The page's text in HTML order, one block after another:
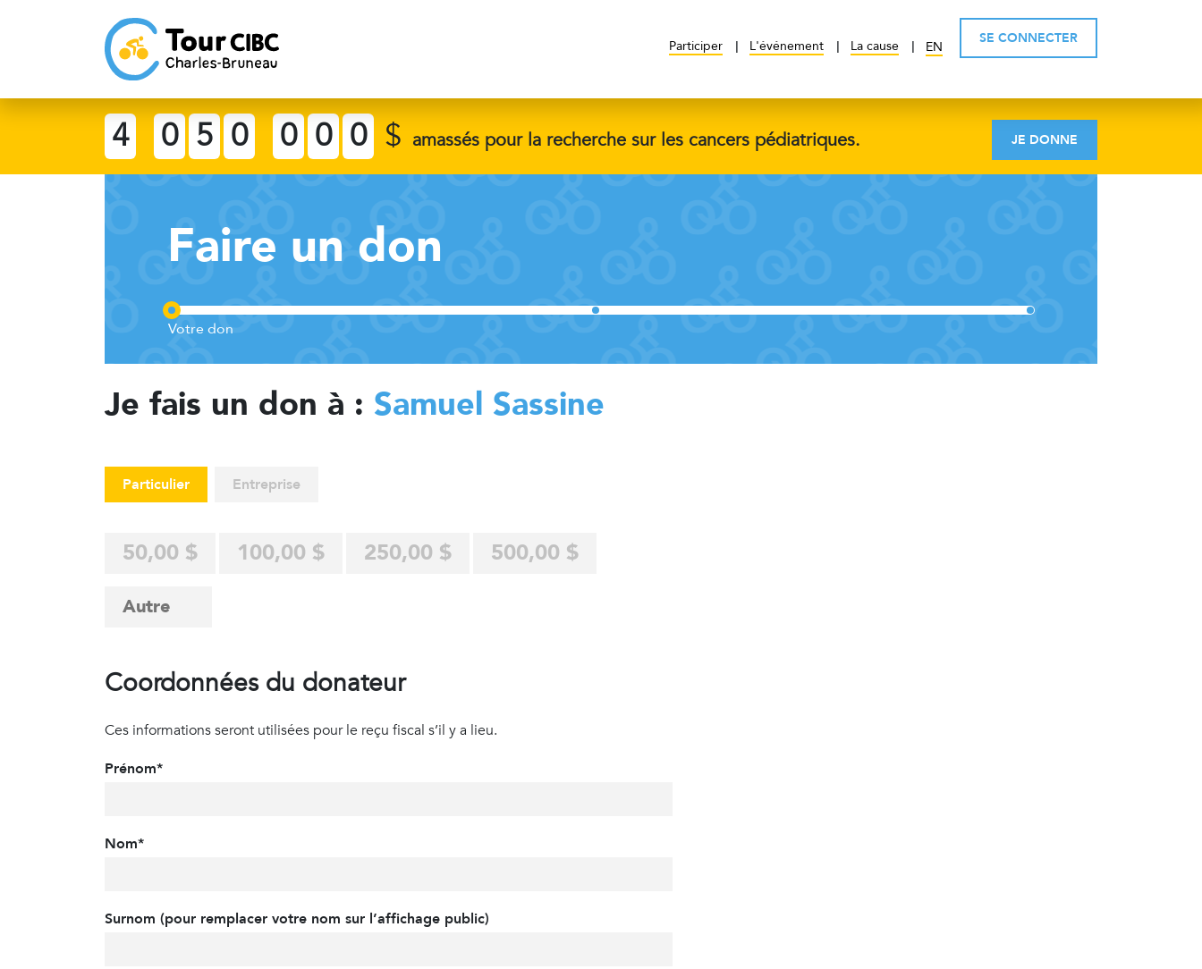
Participer L'événement La cause EN
SE CONNECTER
4 0 5 0 0 0 0 $ amassés pour la recherche sur les cancers pédiatriques. JE DONNE
Faire un don
Je fais un don à : Samuel Sassine
Particulier Entreprise
50,00 $ 100,00 $ 250,00 $ 500,00 $
Coordonnées du donateur
Ces informations seront utilisées pour le reçu fiscal s’il y a lieu.
Prénom*
Nom*
Surnom (pour remplacer votre nom sur l’affichage public)